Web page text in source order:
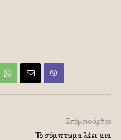
Επόμενο άρθρο
Το σύμπτωμα λέει μια